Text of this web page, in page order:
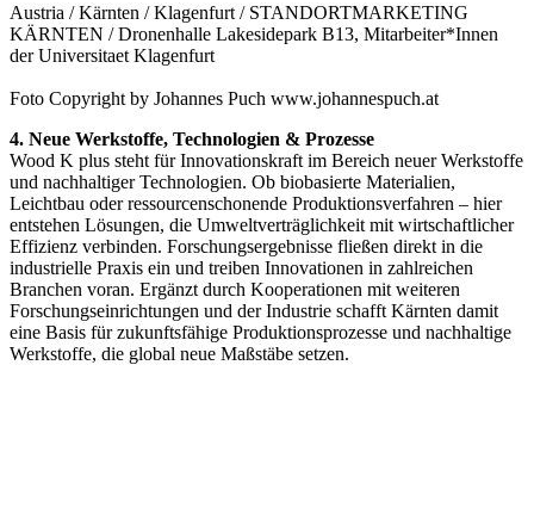
Austria / Kärnten / Klagenfurt / STANDORTMARKETING
KÄRNTEN / Dronenhalle Lakesidepark B13, Mitarbeiter*Innen
der Universitaet Klagenfurt
Foto Copyright by Johannes Puch www.johannespuch.at
4. Neue Werkstoffe, Technologien & Prozesse
Wood K plus steht für Innovationskraft im Bereich neuer Werkstoffe
und nachhaltiger Technologien. Ob biobasierte Materialien,
Leichtbau oder ressourcenschonende Produktionsverfahren – hier
entstehen Lösungen, die Umweltverträglichkeit mit wirtschaftlicher
Effizienz verbinden. Forschungsergebnisse fließen direkt in die
industrielle Praxis ein und treiben Innovationen in zahlreichen
Branchen voran. Ergänzt durch Kooperationen mit weiteren
Forschungseinrichtungen und der Industrie schafft Kärnten damit
eine Basis für zukunftsfähige Produktionsprozesse und nachhaltige
Werkstoffe, die global neue Maßstäbe setzen.